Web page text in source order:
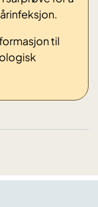
til